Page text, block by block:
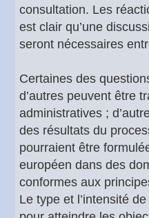
consultation. Les
est clair qu’une
seront nécessaires
Certaines des
d’autres peuvent être
administratives ;
des résultats du
pourraient être
européen dans des
conformes aux
Le type et l’intensité